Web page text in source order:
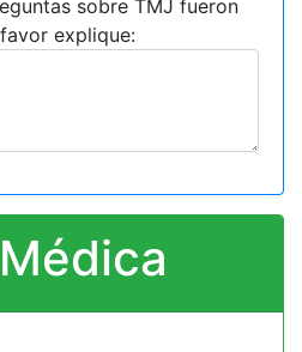
sobre TMJ fueron
explique: